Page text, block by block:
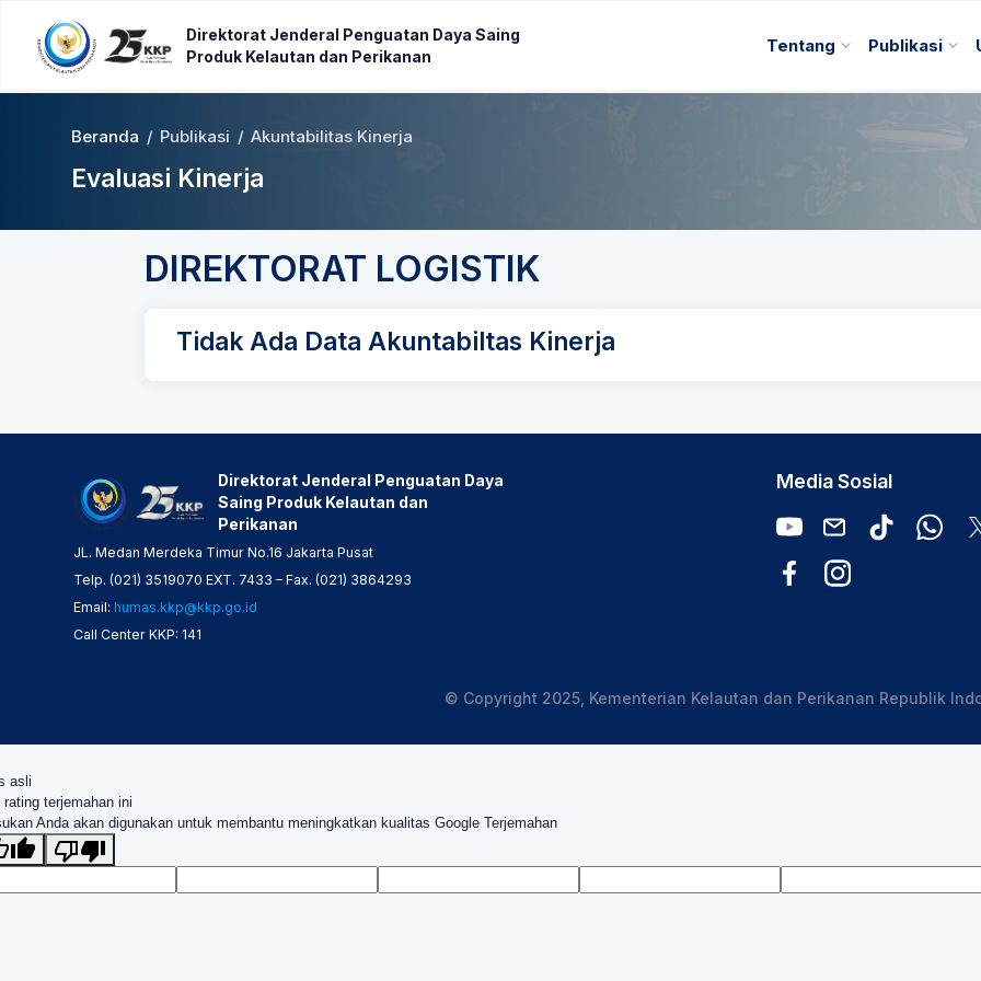
Direktorat Jenderal Penguatan Daya Saing
Produk Kelautan dan Perikanan
Tentang Publikasi
Beranda / Publikasi / Akuntabilitas Kinerja
Evaluasi Kinerja
DIREKTORAT LOGISTIK
Tidak Ada Data Akuntabiltas Kinerja
Direktorat Jenderal Penguatan Daya
Saing Produk Kelautan dan
Perikanan
JL. Medan Merdeka Timur No.16 Jakarta Pusat
Telp. (021) 3519070 EXT. 7433 – Fax. (021) 3864293
Email: humas.kkp@kkp.go.id
Call Center KKP: 141
Media Sosial
© Copyright 2025, Kementerian Kelautan dan Perikanan Republik
asli
rating terjemahan ini
Anda akan digunakan untuk membantu meningkatkan kualitas Google Terjemahan